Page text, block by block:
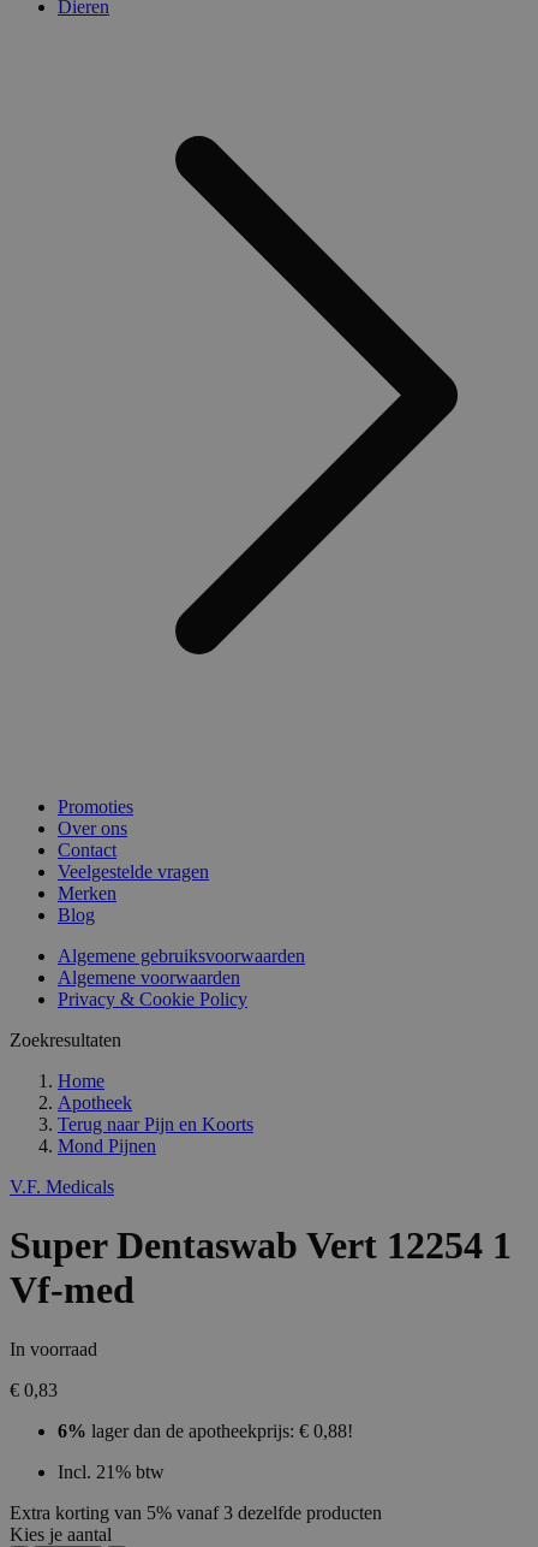
Dieren
Promoties
Over ons
Contact
Veelgestelde vragen
Merken
Blog
Algemene gebruiksvoorwaarden
Algemene voorwaarden
Privacy & Cookie Policy
Zoekresultaten
Home
Apotheek
Terug naar Pijn en Koorts
Mond Pijnen
V.F. Medicals
Super Dentaswab Vert 12254 1
Vf-med
In voorraad
€ 0,83
6% lager dan de apotheekprijs: € 0,88!
Incl. 21% btw
Extra korting van 5% vanaf 3 dezelfde producten
Kies je aantal